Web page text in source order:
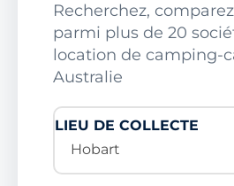
Recherchez,
parmi plus de 20
location de camping-
Australie
LIEU DE COLLECTE
Hobart